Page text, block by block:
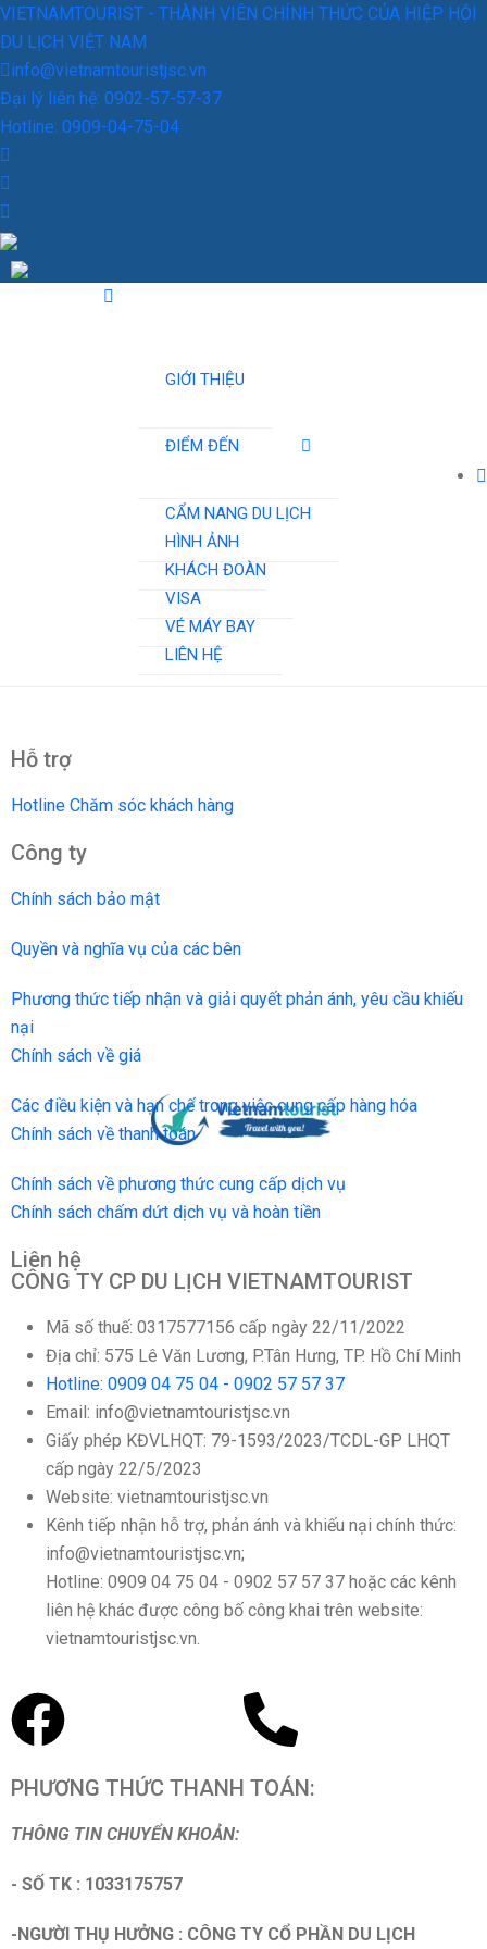
VIETNAMTOURIST - THÀNH VIÊN CHÍNH THỨC CỦA HIỆP HỘI
DU LỊCH VIỆT NAM
info@vietnamtouristjsc.vn
Đại lý liên hệ: 0902-57-57-37
Hotline: 0909-04-75-04
GIỚI THIỆU
ĐIỂM ĐẾN
CẨM NANG DU LỊCH
HÌNH ẢNH
KHÁCH ĐOÀN
VISA
VÉ MÁY BAY
LIÊN HỆ
Hỗ trợ
Hotline Chăm sóc khách hàng
Công ty
Chính sách bảo mật
Quyền và nghĩa vụ của các bên
Phương thức tiếp nhận và giải quyết phản ánh, yêu cầu khiếu
nại
Chính sách về giá
Các điều kiện và hạn chế trong việc cung cấp hàng hóa
Chính sách về thanh toán
Chính sách về phương thức cung cấp dịch vụ
Chính sách chấm dứt dịch vụ và hoàn tiền
Liên hệ
CÔNG TY CP DU LỊCH VIETNAMTOURIST
Mã số thuế: 0317577156 cấp ngày 22/11/2022
Địa chỉ: 575 Lê Văn Lương, P.Tân Hưng, TP. Hồ Chí Minh
Hotline: 0909 04 75 04 - 0902 57 57 37
Email: info@vietnamtouristjsc.vn
Giấy phép KĐVLHQT: 79-1593/2023/TCDL-GP LHQT
cấp ngày 22/5/2023
Website: vietnamtouristjsc.vn
Kênh tiếp nhận hỗ trợ, phản ánh và khiếu nại chính thức:
info@vietnamtouristjsc.vn;
Hotline: 0909 04 75 04 - 0902 57 57 37 hoặc các kênh
liên hệ khác được công bố công khai trên website:
vietnamtouristjsc.vn.
PHƯƠNG THỨC THANH TOÁN:
THÔNG TIN CHUYỂN KHOẢN:
- SỐ TK : 1033175757
-NGƯỜI THỤ HƯỞNG : CÔNG TY CỔ PHẦN DU LỊCH